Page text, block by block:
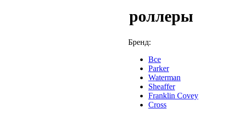
роллеры
Бренд:
Все
Parker
Waterman
Sheaffer
Franklin Covey
Cross